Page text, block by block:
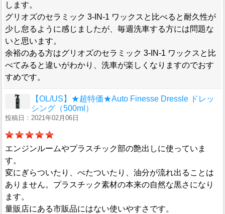
します。
グリオズのセラミック 3-IN-1 ワックスと比べると耐久性が
少し怠るように感じましたが、毎週洗車する方には問題な
いと思います。
余裕のある方はグリオズのセラミック 3-IN-1 ワックスと比
べてみると違いがわかり、洗車が楽しくなりますのでおす
すめです。
【OL/US】★超特価★Auto Finesse Dressle ドレッ
シング（500ml）
投稿日：2021年02月06日
エンジンルームやプラスチック部の艶出しに使っていま
す。
変にぎらついたり、べたついたり、油分が流れ出ることは
ありません。プラスチック素材の本来の自然な黒さになり
ます。
量販店にある市販品にはない使いやすさです。